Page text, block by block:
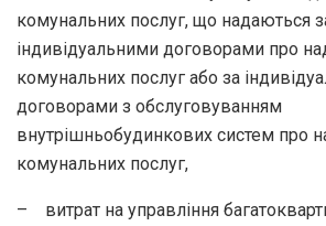
комунальних послуг, що надаються
індивідуальними договорами про
комунальних послуг або за
договорами з обслуговуванням
внутрішньобудинкових систем про
комунальних послуг,
– витрат на управління